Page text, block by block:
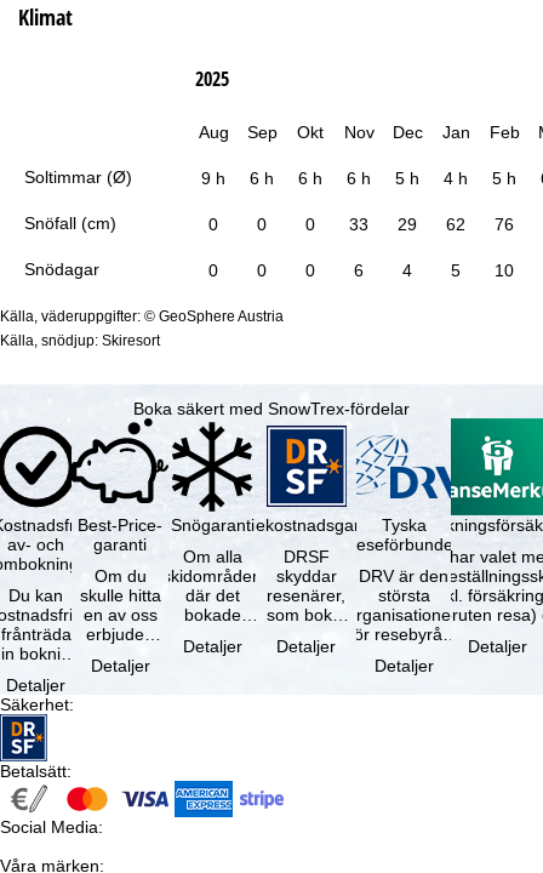
Klimat
Soltimmar (Ø)
Snöfall (cm)
Snödagar
2025
Aug Sep Okt Nov Dec Jan Feb
9 h 6 h 6 h 6 h 5 h 4 h 5 h
0 0 0 33 29 62 76
0 0 0 6 4 5 10
Källa, väderuppgifter: © GeoSphere Austria
Källa, snödjup: Skiresort
Boka säkert med SnowTrex-fördelar
av- och
Du kan
frånträda
bokning
efter
…
Detaljer
Best-Price-
garanti
Om du
skulle hitta
en av oss
erbjuden
samma
Detaljer
Snögaranti
Om alla
skidområden
där det
bokade
gäller –
Detaljer
Resekostnadsgaranti
DRSF
skyddar
resenärer,
som bokat
paketresa
Detaljer
Tyska
reseförbundet
DRV är den
största
organisationen
för resebyråer
researrangörer
Detaljer
Du har valet
(inkl.
avbruten resa)
Detaljer
Säkerhet:
Betalsätt:
Social Media:
Våra märken: